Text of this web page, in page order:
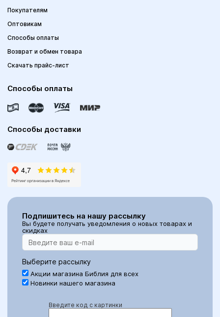
Покупателям
Оптовикам
Способы оплаты
Возврат и обмен товара
Скачать прайс-лист
Способы оплаты
Способы доставки
Подпишитесь на нашу рассылку
Вы будете получать уведомления о новых товарах и
скидках
Выберите рассылку
Акции магазина Библия для всех
Новинки нашего магазина
Введите код с картинки